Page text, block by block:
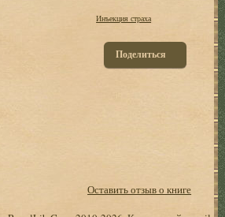
Инъекция страха
Поделиться
Оставить отзыв о книге